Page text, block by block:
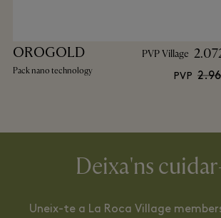
OROGOLD
Pack nano technology
PVP Village
PVP
Deixa'ns
Uneix-te a La Roca Village